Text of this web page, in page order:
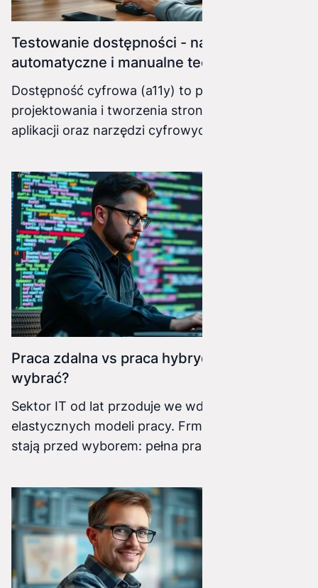
Testowanie dostępności - narzędzia
automatyczne i manualne techniki.
Dostępność cyfrowa (a11y) to praktyka
projektowania i tworzenia stron internetowych,
aplikacji oraz narzędzi cyfrowych w taki sposób,
grupę osób, w tym osoby z różnego rodzaju
niepełnosprawnościami. Testowanie dostępności
jest kluczowym elementem tego procesu,
pozwalającym zweryfikować, czy nasze
produkty cyfrowe spełniają odpowiednie
standardy, takie jak Wytyczne dla Dostępności
Treści Internetowych (WCAG
Praca zdalna vs praca hybrydowa w IT – co
wybrać?
Sektor IT od lat przoduje we wdrażaniu
elastycznych modeli pracy. Frmy i pracownicy
stają przed wyborem: pełna praca zdalna,